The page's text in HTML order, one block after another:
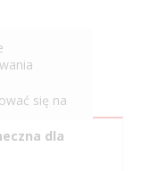
się na
dla